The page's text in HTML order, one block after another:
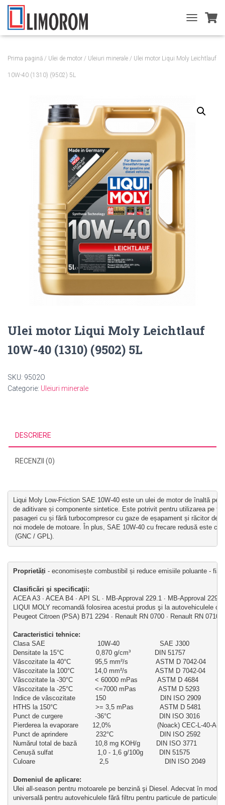
O
Prima pagină / Ulei de motor / Uleiuri minerale / Ulei motor Liqui Moly Leichtlauf
10W-40 (1310) (9502) 5L
Ulei motor Liqui Moly Leichtlauf
10W-40 (1310) (9502) 5L
SKU: 9502O
Categorie: Uleiuri minerale
DESCRIERE
RECENZII (0)
Liqui Moly Low-Friction SAE 10W-40 este un ulei de motor de înaltă
de aditivare și componente sintetice. Este potrivit pentru utilizarea pe
pasageri cu și fără turbocompresor cu gaze de eșapament și răcitor
noi modele de motoare. În plus, SAE 10W-40 cu frecare redusă este
(GNC / GPL).
Proprietăți - economisește combustibil și reduce emisiile poluante -
Clasificări şi specificaţii:
ACEA A3 ∙ ACEA B4 ∙ API SL ∙ MB-Approval 229.1 ∙ MB-Approval
LIQUI MOLY recomandă folosirea acestui produs şi la autovehiculele
Peugeot Citroen (PSA) B71 2294 ∙ Renault RN 0700 ∙ Renault RN 0710
Caracteristici tehnice:
Clasa SAE                          10W-40                    SAE J300
Densitate la 15°C                0,870 g/cm³            DIN 51757
Vâscozitate la 40°C            95,5 mm²/s              ASTM D 7042-04
Vâscozitate la 100°C          14,0 mm²/s              ASTM D 7042-04
Vâscozitate la -30°C           < 60000 mPas          ASTM D 4684
Vâscozitate la -25°C           <=7000 mPas           ASTM D 5293
Indice de vâscozitate          150                           DIN ISO 2909
HTHS la 150°C                   >= 3,5 mPas             ASTM D 5481
Punct de curgere                -36°C                        DIN ISO 3016
Pierderea la evaporare       12,0%                       (Noack) CEC-L-40-A-93
Punct de aprindere              232°C                       DIN ISO 2592
Numărul total de bază         10,8 mg KOH/g        DIN ISO 3771
Cenușă sulfat                      1,0 - 1,6 g/100g        DIN 51575
Culoare                                2,5                            DIN ISO 2049
Domeniul de aplicare:
Ulei all-season pentru motoarele pe benzină şi Diesel. Adecvat în mod
universală pentru autovehiculele fără filtru pentru particule de particule